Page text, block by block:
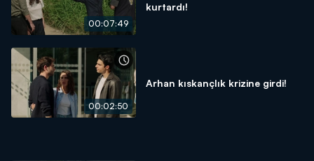
00:07:49
kurtardı!
00:02:50
Arhan kıskançlık krizine girdi!